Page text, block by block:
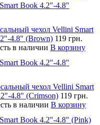
Book 4.2"-4.8"
чехол Vellini Smart
4.8" (Brown) 119 грн.
в наличии В корзину
Book 4.2"-4.8"
чехол Vellini Smart
4.8" (Crimson) 119 грн.
в наличии В корзину
Book 4.2"-4.8" (Pink)